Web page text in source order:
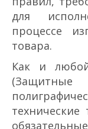
для
процессе
товара.
Как и
(Защитные